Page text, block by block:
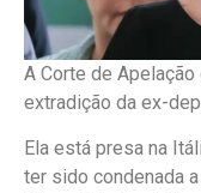
A Corte de
extradição da ex-
Ela está presa na
ter sido condenada